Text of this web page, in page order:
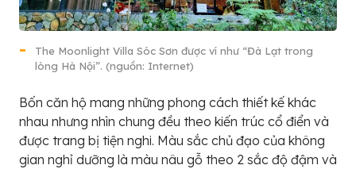
The Moonlight Villa Sóc Sơn được ví như “Đà Lạt trong
lòng Hà Nội”. (nguồn: Internet)
Bốn căn hộ mang những phong cách thiết kế khác
nhau nhưng nhìn chung đều theo kiến trúc cổ điển và
được trang bị tiện nghi. Màu sắc chủ đạo của không
gian nghỉ dưỡng là màu nâu gỗ theo 2 sắc độ đậm và